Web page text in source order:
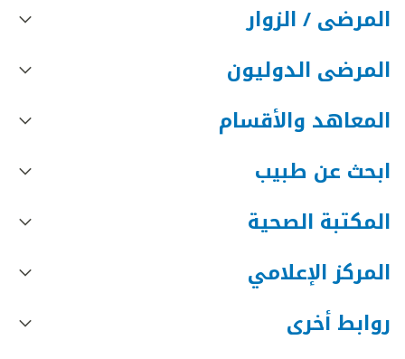
المرضى / الزوار
المرضى الدوليون
المعاهد والأقسام
ابحث عن طبيب
المكتبة الصحية
المركز الإعلامي
روابط أخرى